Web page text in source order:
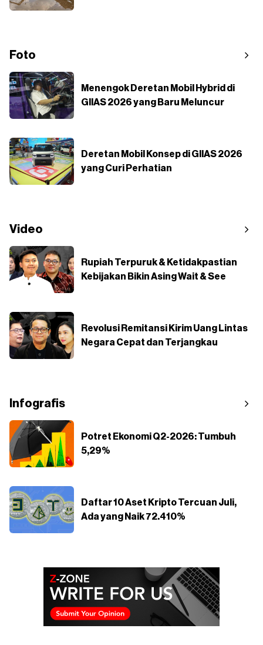
Foto
Menengok Deretan Mobil Hybrid di
GIIAS 2026 yang Baru Meluncur
Deretan Mobil Konsep di GIIAS 2026
yang Curi Perhatian
Video
Rupiah Terpuruk & Ketidakpastian
Kebijakan Bikin Asing Wait & See
Revolusi Remitansi Kirim Uang Lintas
Negara Cepat dan Terjangkau
Infografis
Potret Ekonomi Q2-2026: Tumbuh
5,29%
Daftar 10 Aset Kripto Tercuan Juli,
Ada yang Naik 72.410%